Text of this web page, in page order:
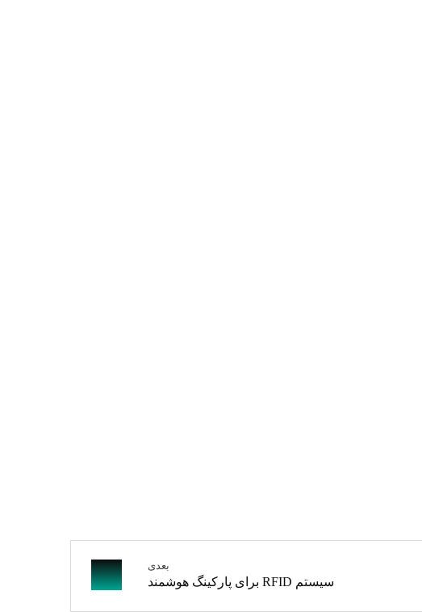
بعدی
سیستم RFID برای پارکینگ هوشمند